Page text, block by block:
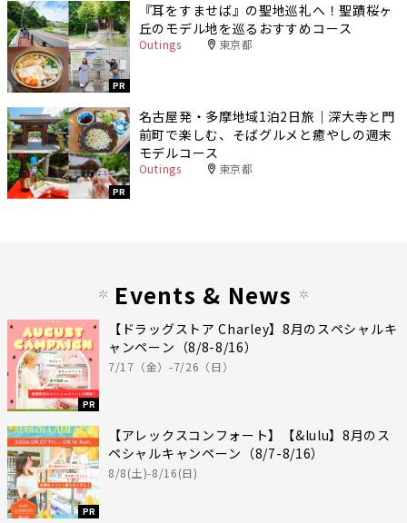
PR
『耳をすませば』の聖地巡礼へ！聖蹟桜ヶ
丘のモデル地を巡るおすすめコース
Outings 東京都
PR
名古屋発・多摩地域1泊2日旅｜深大寺と門
前町で楽しむ、そばグルメと癒やしの週末
モデルコース
Outings 東京都
Events & News
PR
【ドラッグストア Charley】8月のスペシャルキ
ャンペーン（8/8-8/16）
7/17（金）-7/26（日）
PR
【アレックスコンフォート】【&lulu】8月のス
ペシャルキャンペーン（8/7-8/16）
8/8(土)-8/16(日)